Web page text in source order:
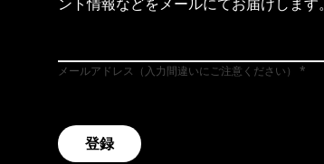
メールアドレス（入力間違いにご注意ください）
登録